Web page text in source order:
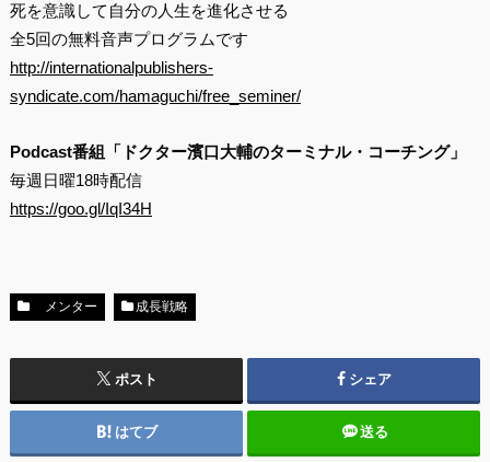
死を意識して自分の人生を進化させる
全5回の無料音声プログラムです
http://internationalpublishers-
syndicate.com/hamaguchi/free_seminer/
Podcast番組「ドクター濱口大輔のターミナル・コーチング」
毎週日曜18時配信
https://goo.gl/IqI34H
メンター 成長戦略
ポスト シェア
はてブ 送る